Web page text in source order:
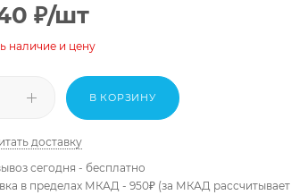
₽/шт
наличие и цену
В КОРЗИНУ
доставку
сегодня - бесплатно
в пределах МКАД - 950₽ (за МКАД рассчитывает